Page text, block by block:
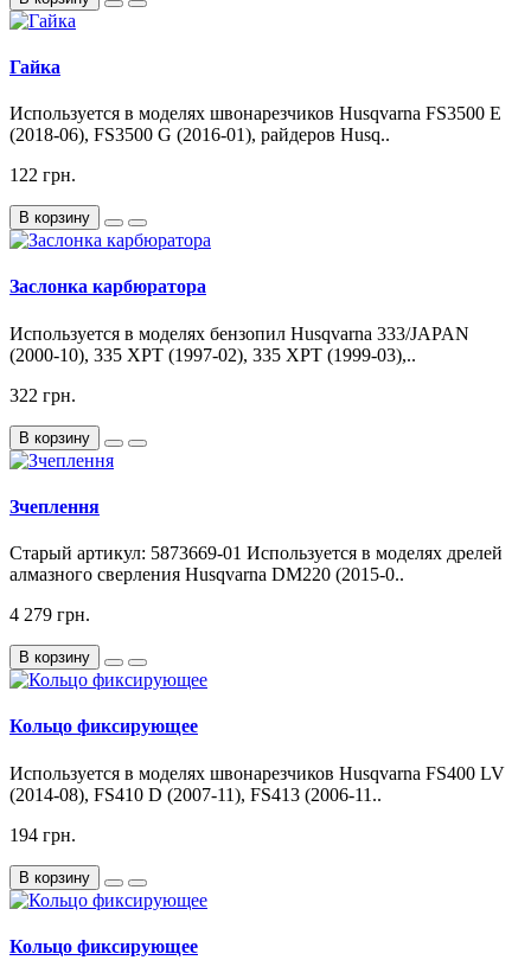
Гайка
Используется в моделях швонарезчиков Husqvarna FS3500 E
(2018-06), FS3500 G (2016-01), райдеров Husq..
122 грн.
В корзину
Заслонка карбюратора
Используется в моделях бензопил Husqvarna 333/JAPAN
(2000-10), 335 XPT (1997-02), 335 XPT (1999-03),..
322 грн.
В корзину
Зчеплення
Старый артикул: 5873669-01 Используется в моделях дрелей
алмазного сверления Husqvarna DM220 (2015-0..
4 279 грн.
В корзину
Кольцо фиксирующее
Используется в моделях швонарезчиков Husqvarna FS400 LV
(2014-08), FS410 D (2007-11), FS413 (2006-11..
194 грн.
В корзину
Кольцо фиксирующее